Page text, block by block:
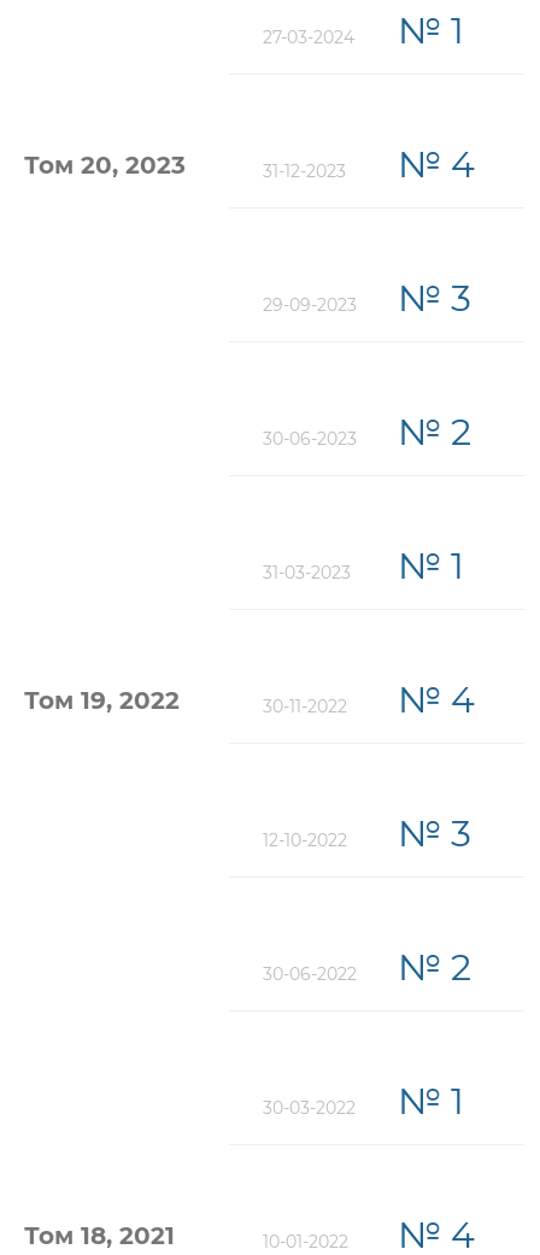
27-03-2024 № 1
Том 20, 2023 31-12-2023 № 4
29-09-2023 № 3
30-06-2023 № 2
31-03-2023 № 1
Том 19, 2022 30-11-2022 № 4
12-10-2022 № 3
30-06-2022 № 2
30-03-2022 № 1
Том 18, 2021 10-01-2022 № 4